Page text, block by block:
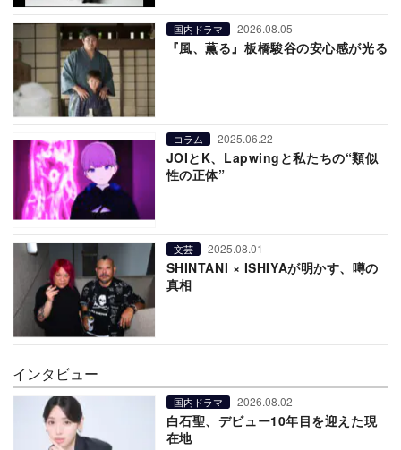
国内ドラマ 2026.08.05
『風、薫る』板橋駿谷の安心感が光る
コラム 2025.06.22
JOIとK、Lapwingと私たちの“類似
性の正体”
文芸 2025.08.01
SHINTANI × ISHIYAが明かす、噂の
真相
インタビュー
国内ドラマ 2026.08.02
白石聖、デビュー10年目を迎えた現
在地